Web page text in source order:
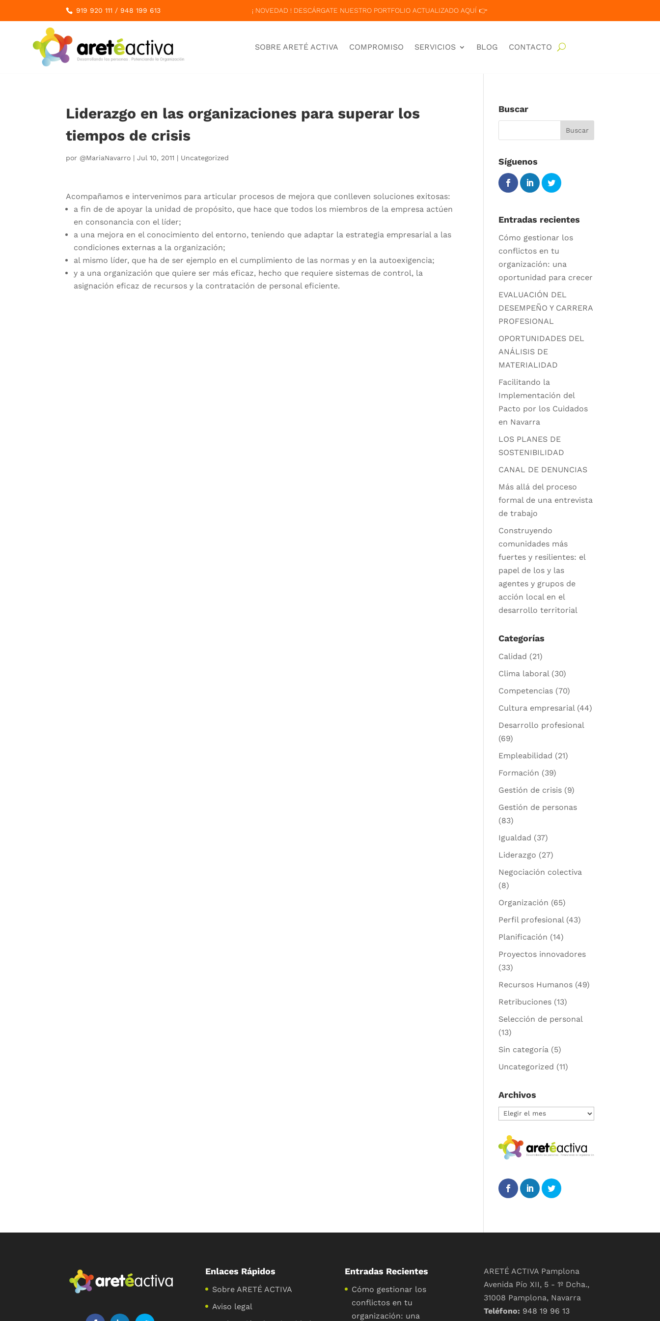
919 920 111 / 948 199 613 ¡ NOVEDAD ! DESCÁRGATE NUESTRO PORTFOLIO ACTUALIZADO AQUÍ 👉
SOBRE ARETÉ ACTIVA COMPROMISO SERVICIOS BLOG CONTACTO
Liderazgo en las organizaciones para superar los
tiempos de crisis
por @MariaNavarro |Jul 10, 2011 | Uncategorized
Acompañamos e intervenimos para articular procesos de mejora que conlleven soluciones exitosas:
a fin de de apoyar la unidad de propósito, que hace que todos los miembros de la empresa actúen
en consonancia con el líder;
a una mejora en el conocimiento del entorno, teniendo que adaptar la estrategia empresarial a las
condiciones externas a la organización;
al mismo líder, que ha de ser ejemplo en el cumplimiento de las normas y en la autoexigencia;
y a una organización que quiere ser más eficaz, hecho que requiere sistemas de control, la
asignación eficaz de recursos y la contratación de personal eficiente.
Buscar
Síguenos
Entradas recientes
Cómo gestionar los
conflictos en tu
organización: una
oportunidad para crecer
EVALUACIÓN DEL
DESEMPEÑO Y CARRERA
PROFESIONAL
OPORTUNIDADES DEL
ANÁLISIS DE
MATERIALIDAD
Facilitando la
Implementación del
Pacto por los Cuidados
en Navarra
LOS PLANES DE
SOSTENIBILIDAD
CANAL DE DENUNCIAS
Más allá del proceso
formal de una entrevista
de trabajo
Construyendo
comunidades más
fuertes y resilientes: el
papel de los y las
agentes y grupos de
acción local en el
desarrollo territorial
Categorías
Calidad (21)
Clima laboral(30)
Competencias (70)
Cultura empresarial(44)
Desarrollo profesional
(69)
Empleabilidad (21)
Formación (39)
Gestión de crisis (9)
Gestión de personas
(83)
Igualdad (37)
Liderazgo (27)
Negociación colectiva
(8)
Organización (65)
Perfil profesional(43)
Planificación (14)
Proyectos innovadores
(33)
Recursos Humanos (49)
Retribuciones (13)
Selección de personal
(13)
Sin categoría (5)
Uncategorized (11)
Archivos
Archivos
Enlaces Rápidos
Sobre ARETÉ ACTIVA
Aviso legal
Entradas Recientes
Cómo gestionar los
conflictos en tu
organización: una
ARETÉ ACTIVA Pamplona
Avenida Pío XII, 5 - 1º Dcha.,
31008 Pamplona, Navarra
Teléfono: 948 19 96 13